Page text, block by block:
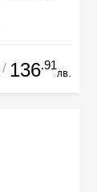
/ 136.91
лв.